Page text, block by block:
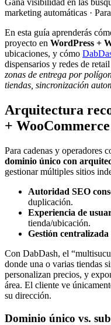
Gana visibilidad en las
marketing automáticas ·
En esta guía aprenderás
proyecto en WordPress +
ubicaciones, y cómo
dispensarios y redes de
zonas de entrega por
tiendas, sincronización
Arquitectura
+ WooCommerce
Para cadenas y operadores
dominio único con
gestionar múltiples sitios
Autoridad SEO
duplicación.
Experiencia de
tienda/ubicación.
Gestión centralizada
Con DabDash, el
donde una o varias tiendas
personalizan precios, y
área. El cliente ve
su dirección.
Dominio único vs.